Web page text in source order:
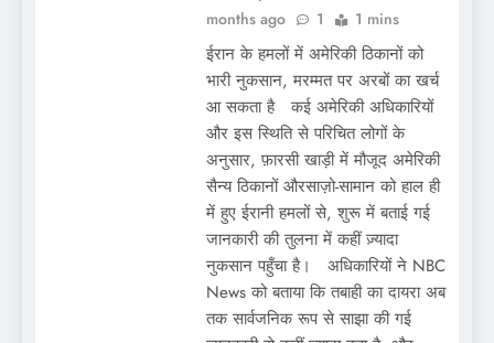
months ago
1 1 mins
ईरान के हमलों में अमेरिकी ठिकानों को
भारी नुकसान, मरम्मत पर अरबों का खर्च
आ सकता है कई अमेरिकी अधिकारियों
और इस स्थिति से परिचित लोगों के
अनुसार, फ़ारसी खाड़ी में मौजूद अमेरिकी
सैन्य ठिकानों औरसाज़ो-सामान को हाल ही
में हुए ईरानी हमलों से, शुरू में बताई गई
जानकारी की तुलना में कहीं ज़्यादा
नुकसान पहुँचा है। अधिकारियों ने NBC
News को बताया कि तबाही का दायरा अब
तक सार्वजनिक रूप से साझा की गई